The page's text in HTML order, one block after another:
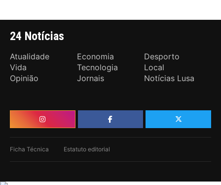
24 Notícias
Atualidade Economia
Desporto
Vida
Tecnologia
Local
Opinião
Jornais Notícias Lusa
Ficha Técnica Estatuto editorial